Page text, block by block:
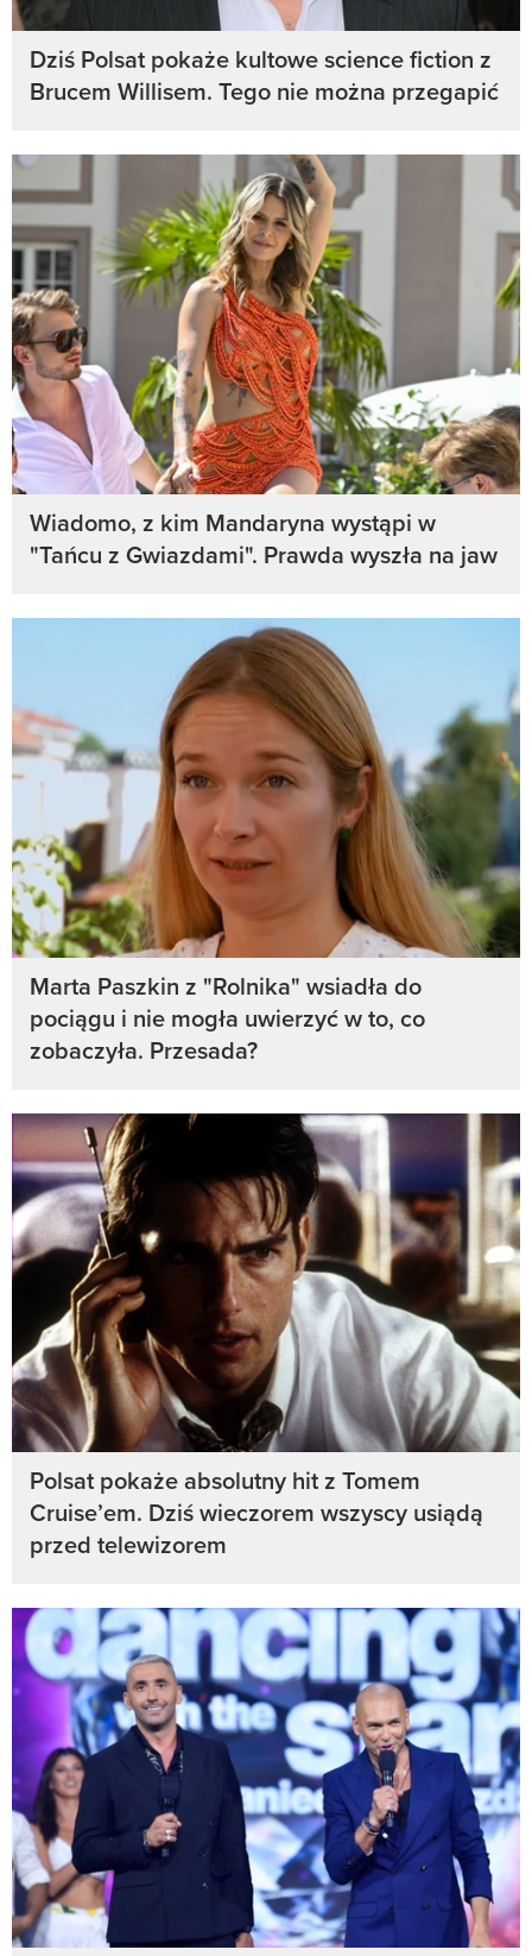
Dziś Polsat pokaże kultowe science fiction z
Brucem Willisem. Tego nie można przegapić
Wiadomo, z kim Mandaryna wystąpi w
"Tańcu z Gwiazdami". Prawda wyszła na jaw
Marta Paszkin z "Rolnika" wsiadła do
pociągu i nie mogła uwierzyć w to, co
zobaczyła. Przesada?
Polsat pokaże absolutny hit z Tomem
Cruise’em. Dziś wieczorem wszyscy usiądą
przed telewizorem